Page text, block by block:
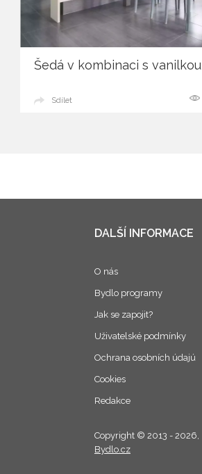
Šedá v kombinaci s vanilkou
Sdílet
DALŠÍ INFORMACE
O nás
Bydlo programy
Jak se zapojit?
Uživatelské podmínky
Ochrana osobních údajú
Cookies
Redakce
Copyright © 2013 - 2026,
Bydlo.cz